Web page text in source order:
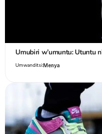
Umubiri w’umuntu: Utuntu
Umwanditsi:Menya